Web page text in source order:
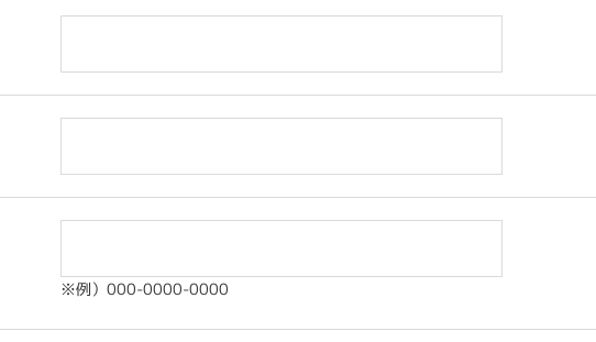
※例）000-0000-0000